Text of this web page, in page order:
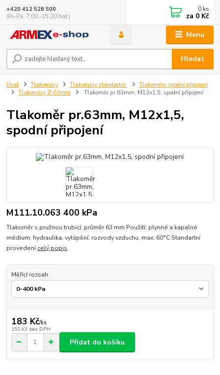
Menu
Hledat
+420 412 526 500
(Po-Pá, 7:00 -15:30 hod.)
0 ks
za 0 Kč
Úvod Tlakoměry Tlakoměry standartní
Tlakoměry spodní připojení
Tlakoměry Ø 63mm
Tlakoměr pr.63mm, M12x1,5, spodní připojení
Tlakoměr pr.63mm, M12x1,5,
spodní připojení
M111.10.063 400 kPa
Tlakoměr s pružnou trubicí, průměr 63 mm Použití: plynné a kapalné
médium, hydraulika, vytápění, rozvody vzduchu, max: 60°C Standartní
provedenícelý popis
Měřící rozsah
183 Kč/ks
151 Kč bez DPH
Přidat do košíku